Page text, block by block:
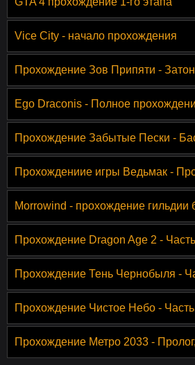
Vice City - начало прохождения
Прохождение Зов Припяти - Затон
Ego Draconis - Полное
Прохождение Забытые Пески -
Прохождениие игры Ведьмак -
Morrowind - прохождение гильдии
Прохождение Dragon Age 2 -
Прохождение Тень Чернобыля -
Прохождение Чистое Небо -
Прохождение Метро 2033 -